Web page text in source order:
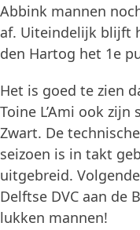
Abbink mannen
af. Uiteindelijk blijft
den Hartog het 1e
Het is goed te zien
Toine L’Ami ook
Zwart. De
seizoen is in takt
uitgebreid.
Delftse DVC aan de
lukken mannen!